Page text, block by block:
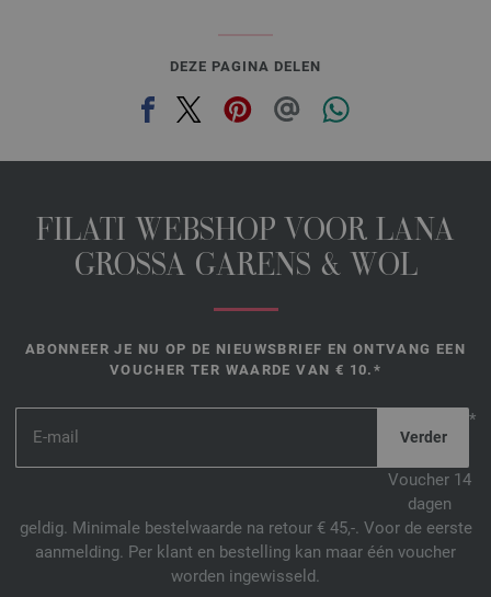
DEZE PAGINA DELEN
FILATI WEBSHOP VOOR LANA
GROSSA GARENS & WOL
ABONNEER JE NU OP DE NIEUWSBRIEF EN ONTVANG EEN
VOUCHER TER WAARDE VAN € 10.*
*
Voucher 14
dagen
geldig. Minimale bestelwaarde na retour € 45,-. Voor de eerste
aanmelding. Per klant en bestelling kan maar één voucher
worden ingewisseld.